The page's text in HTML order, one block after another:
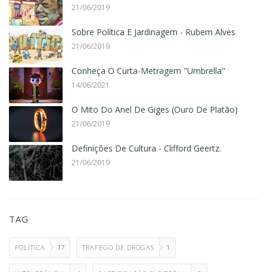
21/06/2019
Sobre Política E Jardinagem - Rubem Alves
21/06/2019
Conheça O Curta-Metragem "Umbrella"
14/06/2021
O Mito Do Anel De Giges (Ouro De Platão)
21/06/2019
Definições De Cultura - Clifford Geertz.
21/06/2019
TAG
POLITICA 17 TRAFEGO DE DROGAS 1